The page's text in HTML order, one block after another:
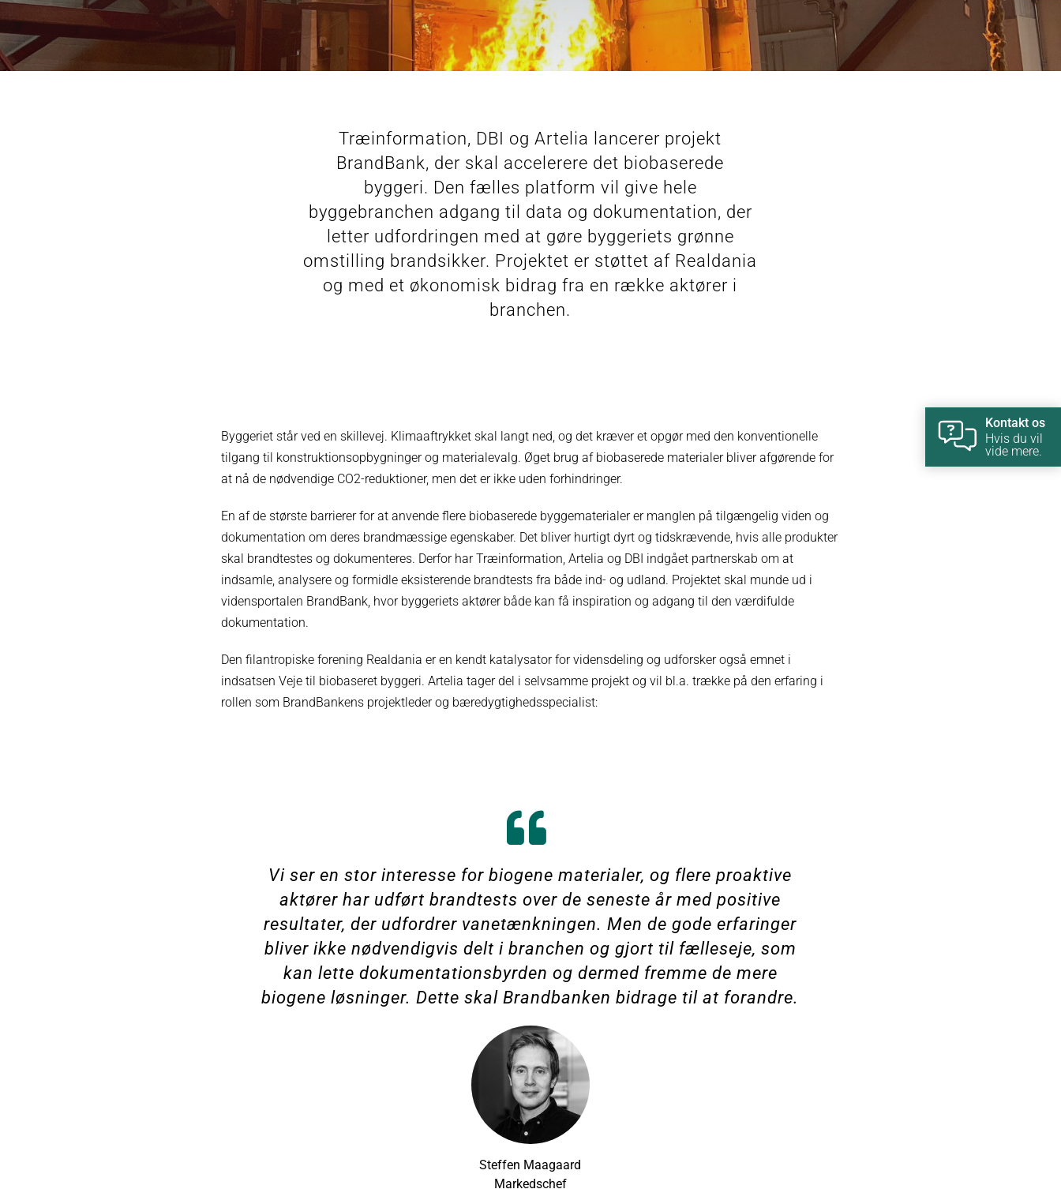
Træinformation, DBI og Artelia lancerer projekt
BrandBank, der skal accelerere det biobaserede
byggeri. Den fælles platform vil give hele
byggebranchen adgang til data og dokumentation, der
letter udfordringen med at gøre byggeriets grønne
omstilling brandsikker. Projektet er støttet af Realdania
og med et økonomisk bidrag fra en række aktører i
branchen.
Byggeriet står ved en skillevej. Klimaaftrykket skal langt ned, og det kræver et opgør med den konventionelle
tilgang til konstruktionsopbygninger og materialevalg. Øget brug af biobaserede materialer bliver afgørende for
at nå de nødvendige CO2-reduktioner, men det er ikke uden forhindringer.
En af de største barrierer for at anvende flere biobaserede byggematerialer er manglen på tilgængelig viden og
dokumentation om deres brandmæssige egenskaber. Det bliver hurtigt dyrt og tidskrævende, hvis alle produkter
skal brandtestes og dokumenteres. Derfor har Træinformation, Artelia og DBI indgået partnerskab om at
indsamle, analysere og formidle eksisterende brandtests fra både ind- og udland. Projektet skal munde ud i
vidensportalen BrandBank, hvor byggeriets aktører både kan få inspiration og adgang til den værdifulde
dokumentation.
Den filantropiske forening Realdania er en kendt katalysator for vidensdeling og udforsker også emnet i
indsatsen Veje til biobaseret byggeri. Artelia tager del i selvsamme projekt og vil bl.a. trække på den erfaring i
rollen som BrandBankens projektleder og bæredygtighedsspecialist:
Vi ser en stor interesse for biogene materialer, og flere proaktive
aktører har udført brandtests over de seneste år med positive
resultater, der udfordrer vanetænkningen. Men de gode erfaringer
bliver ikke nødvendigvis delt i branchen og gjort til fælleseje, som
kan lette dokumentationsbyrden og dermed fremme de mere
biogene løsninger. Dette skal Brandbanken bidrage til at forandre.
Steffen Maagaard
Markedschef
Kontakt os
Hvis du vil
vide mere.